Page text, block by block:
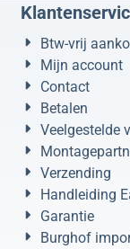
Btw-vrij
Mijn account
Contact
Betalen
Veelgestelde
Verzending
Handleiding
Garantie
Burghof